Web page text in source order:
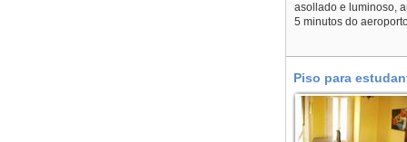
asollado e luminoso,
5 minutos do
Piso para